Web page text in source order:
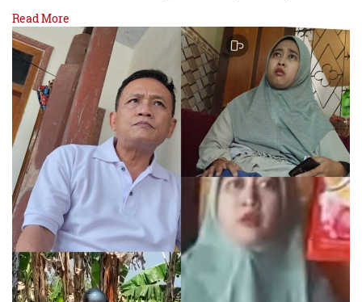
Read More